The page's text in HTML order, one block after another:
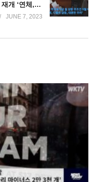
미국 학자융자금 월 상환 무조건 9월 재개 ‘연체, 디폴트 급등, 대혼란 우려’
JUNE 7, 2023